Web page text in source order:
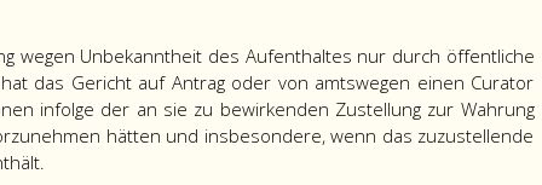
wegen Unbekanntheit des Aufenthaltes nur durch öffentliche
das Gericht auf Antrag oder von amtswegen einen Curator
infolge der an sie zu bewirkenden Zustellung zur Wahrung
hätten und insbesondere, wenn das zuzustellende